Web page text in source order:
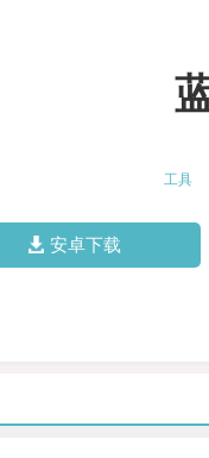
工具
安卓下载